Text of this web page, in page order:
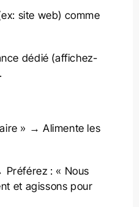
site web) comme
dédié (affichez-
» → Alimente les
Préférez : « Nous
et agissons pour